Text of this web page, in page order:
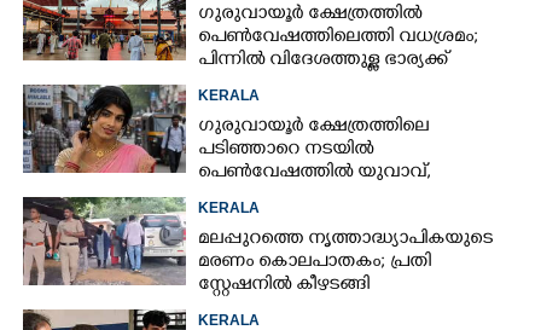
ഗുരുവായൂർ ക്ഷേത്രത്തിൽ
പെൺവേഷത്തിലെത്തി വധശ്രമം;
പിന്നിൽ വിദേശത്തുള്ള ഭാര്യക്ക്
KERALA
ഗുരുവായൂർ ക്ഷേത്രത്തിലെ
പടിഞ്ഞാറെ നടയിൽ
പെൺവേഷത്തിൽ യുവാവ്,​
തെളിഞ്ഞത് വൻഗൂഢാലോചന
KERALA
മലപ്പുറത്തെ നൃത്താദ്ധ്യാപികയുടെ
മരണം കൊലപാതകം; പ്രതി
സ്റ്റേഷനിൽ കീഴടങ്ങി
KERALA